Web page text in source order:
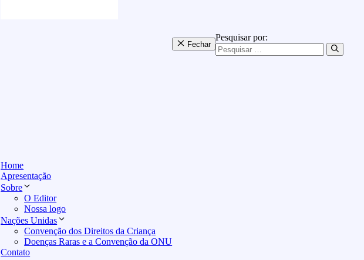
Home
Apresentação
Sobre
O Editor
Nossa logo
Nações Unidas
Convenção dos Direitos da Criança
Doenças Raras e a Convenção da ONU
Contato
Fechar
Pesquisar por: